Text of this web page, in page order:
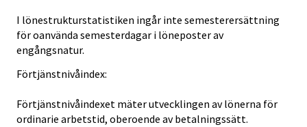
I lönestrukturstatistiken ingår inte semesterersättning
för oanvända semesterdagar i löneposter av
engångsnatur.
Förtjänstnivåindex:
Förtjänstnivåindexet mäter utvecklingen av lönerna för
ordinarie arbetstid, oberoende av betalningssätt.